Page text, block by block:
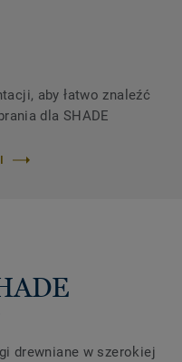
aby łatwo znaleźć
dla SHADE
drewniane w szerokiej